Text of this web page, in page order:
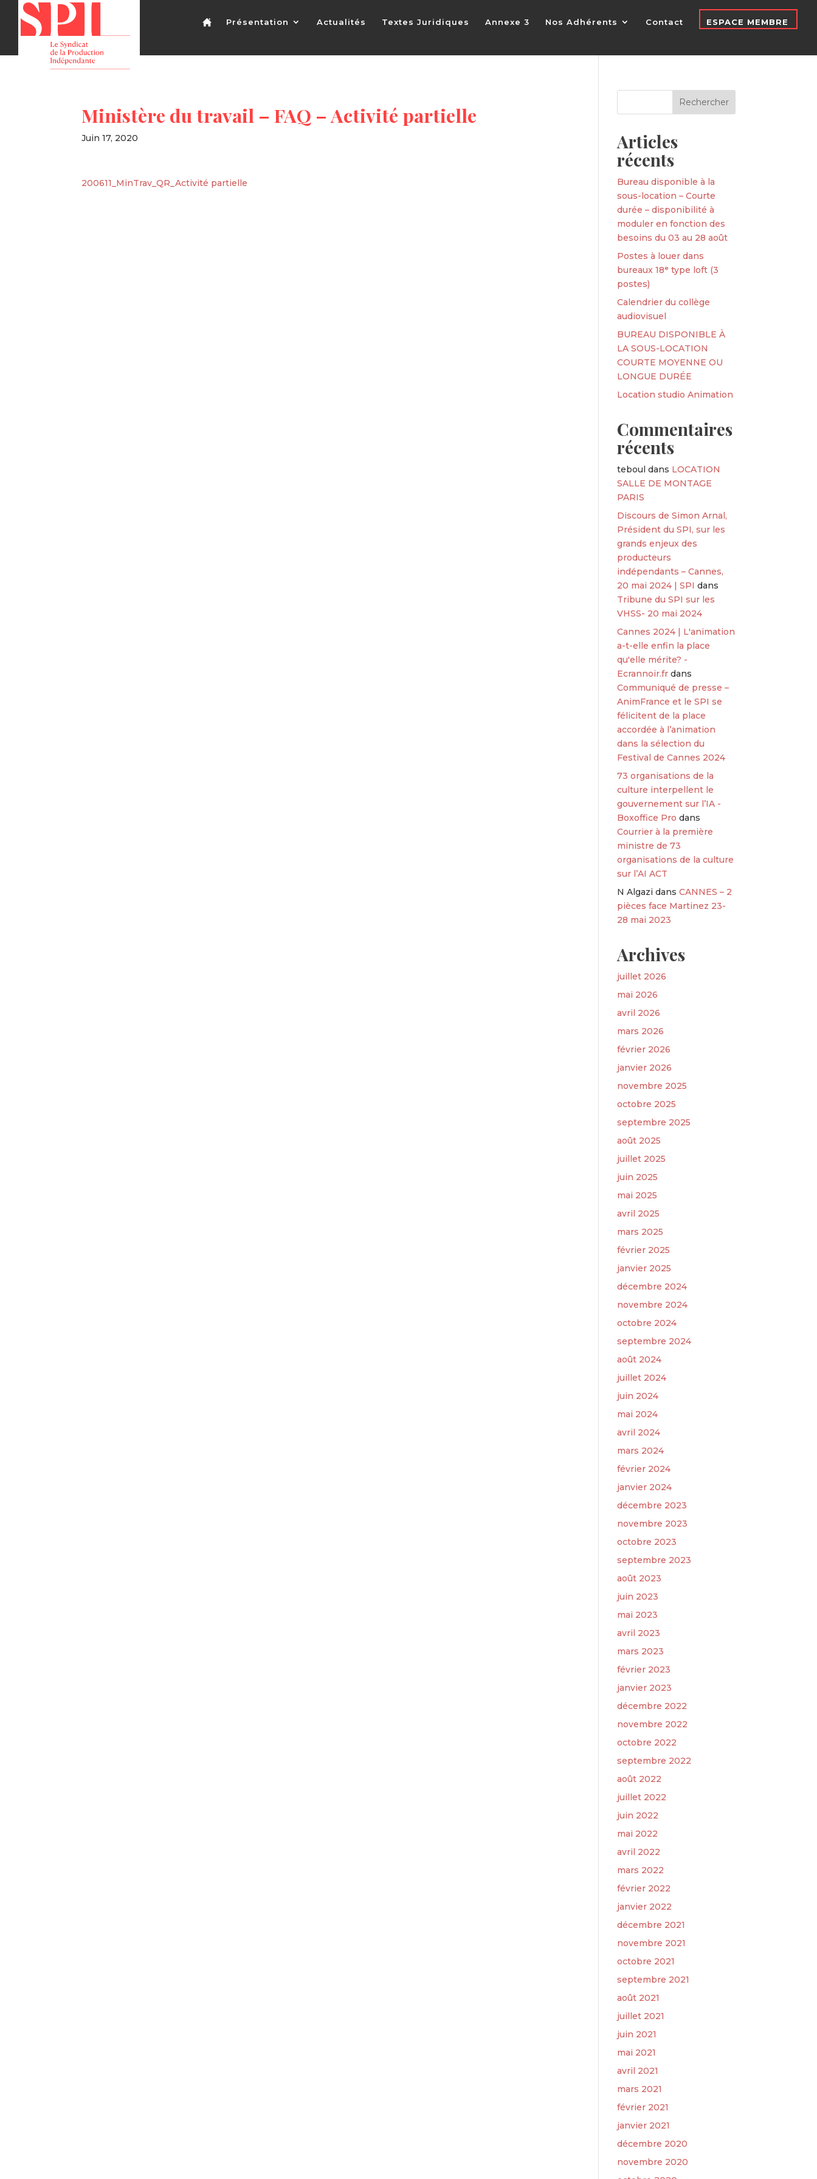
Présentation Actualités Textes Juridiques Annexe 3 Nos Adhérents Contact ESPACE MEMBRE
Ministère du travail – FAQ – Activité partielle
Juin 17, 2020
200611_MinTrav_QR_Activité partielle
Articles
récents
Bureau disponible à la
sous-location – Courte
durée – disponibilité à
moduler en fonction des
besoins du 03 au 28 août
Postes à louer dans
bureaux 18ᵉ type loft (3
postes)
Calendrier du collège
audiovisuel
BUREAU DISPONIBLE À
LA SOUS-LOCATION
COURTE MOYENNE OU
LONGUE DURÉE
Location studio Animation
Commentaires
récents
teboul dans LOCATION
SALLE DE MONTAGE
PARIS
Discours de Simon Arnal,
Président du SPI, sur les
grands enjeux des
producteurs
indépendants – Cannes,
20 mai 2024 | SPI dans
Tribune du SPI sur les
VHSS- 20 mai 2024
Cannes 2024 | L'animation
a-t-elle enfin la place
qu'elle mérite? -
Ecrannoir.fr dans
Communiqué de presse –
AnimFrance et le SPI se
félicitent de la place
accordée à l’animation
dans la sélection du
Festival de Cannes 2024
73 organisations de la
culture interpellent le
gouvernement sur l’IA -
Boxoffice Pro dans
Courrier à la première
ministre de 73
organisations de la culture
sur l’AI ACT
N Algazi dansCANNES – 2
pièces face Martinez 23-
28 mai 2023
Archives
juillet 2026
mai 2026
avril 2026
mars 2026
février 2026
janvier 2026
novembre 2025
octobre 2025
septembre 2025
août 2025
juillet 2025
juin 2025
mai 2025
avril 2025
mars 2025
février 2025
janvier 2025
décembre 2024
novembre 2024
octobre 2024
septembre 2024
août 2024
juillet 2024
juin 2024
mai 2024
avril 2024
mars 2024
février 2024
janvier 2024
décembre 2023
novembre 2023
octobre 2023
septembre 2023
août 2023
juin 2023
mai 2023
avril 2023
mars 2023
février 2023
janvier 2023
décembre 2022
novembre 2022
octobre 2022
septembre 2022
août 2022
juillet 2022
juin 2022
mai 2022
avril 2022
mars 2022
février 2022
janvier 2022
décembre 2021
novembre 2021
octobre 2021
septembre 2021
août 2021
juillet 2021
juin 2021
mai 2021
avril 2021
mars 2021
février 2021
janvier 2021
décembre 2020
novembre 2020